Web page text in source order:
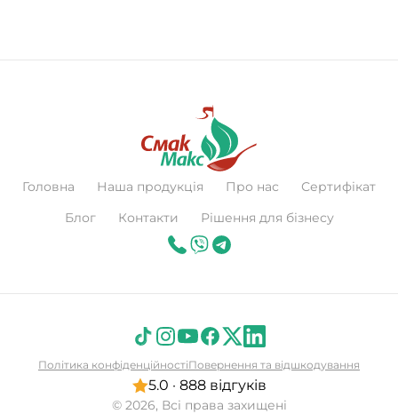
Головна Наша продукція Про нас
Сертифікат
Блог
Контакти Рішення для бізнесу
© 2026, Всі права захищені
5.0 · 888 відгуків
Політика конфіденційностіПовернення та відшкодування